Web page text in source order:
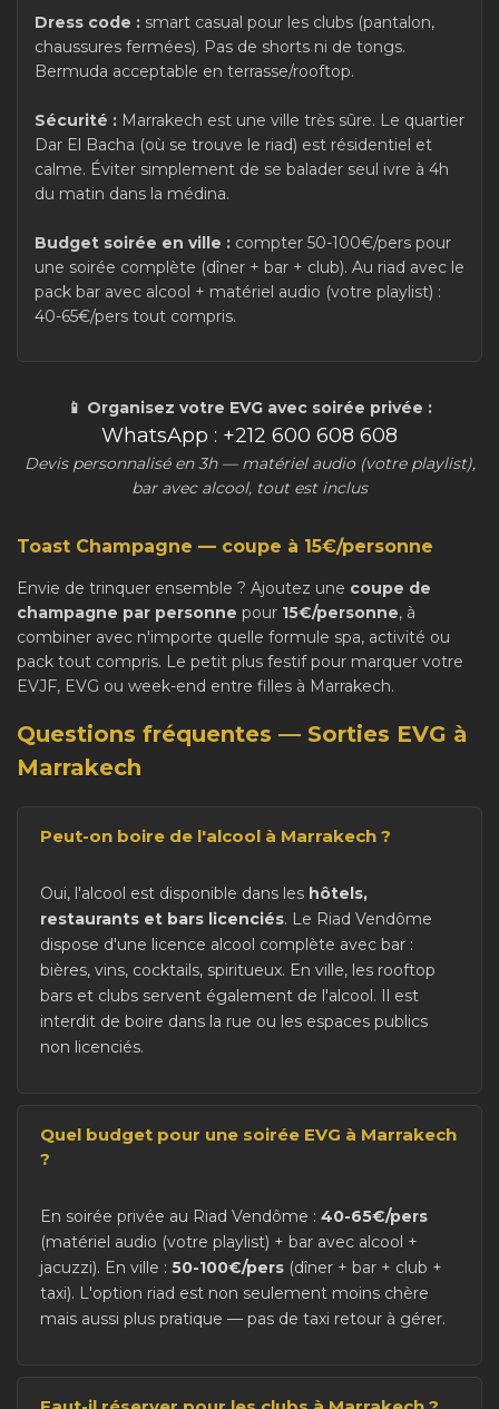
Dress code : smart casual pour les clubs (pantalon,
chaussures fermées). Pas de shorts ni de tongs.
Bermuda acceptable en terrasse/rooftop.
Sécurité : Marrakech est une ville très sûre. Le quartier
Dar El Bacha (où se trouve le riad) est résidentiel et
calme. Éviter simplement de se balader seul ivre à 4h
du matin dans la médina.
Budget soirée en ville : compter 50-100€/pers pour
une soirée complète (dîner + bar + club). Au riad avec le
pack bar avec alcool + matériel audio (votre playlist) :
40-65€/pers tout compris.
📱 Organisez votre EVG avec soirée privée :
WhatsApp : +212 600 608 608
Devis personnalisé en 3h — matériel audio (votre playlist),
bar avec alcool, tout est inclus
Toast Champagne — coupe à 15€/personne
Envie de trinquer ensemble ? Ajoutez une coupe de
champagne par personne pour 15€/personne, à
combiner avec n'importe quelle formule spa, activité ou
pack tout compris. Le petit plus festif pour marquer votre
EVJF, EVG ou week-end entre filles à Marrakech.
Questions fréquentes — Sorties EVG à
Marrakech
Peut-on boire de l'alcool à Marrakech ?
Oui, l'alcool est disponible dans les hôtels,
restaurants et bars licenciés. Le Riad Vendôme
dispose d'une licence alcool complète avec bar :
bières, vins, cocktails, spiritueux. En ville, les rooftop
bars et clubs servent également de l'alcool. Il est
interdit de boire dans la rue ou les espaces publics
non licenciés.
Quel budget pour une soirée EVG à Marrakech
?
En soirée privée au Riad Vendôme : 40-65€/pers
(matériel audio (votre playlist) + bar avec alcool +
jacuzzi). En ville : 50-100€/pers (dîner + bar + club +
taxi). L'option riad est non seulement moins chère
mais aussi plus pratique — pas de taxi retour à gérer.